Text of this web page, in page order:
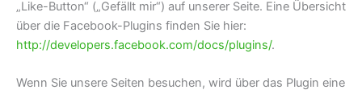
„Like-Button“ („Gefällt mir“) auf unserer Seite. Eine Übersicht
über die Facebook-Plugins finden Sie hier:
http://developers.facebook.com/docs/plugins/.
Wenn Sie unsere Seiten besuchen, wird über das Plugin eine